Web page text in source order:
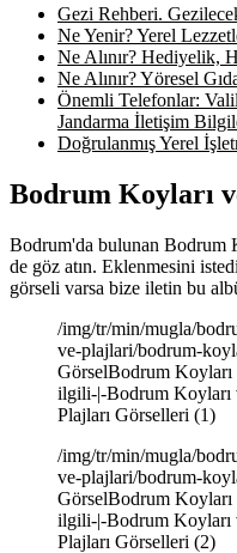
Gezi Rehberi.
Ne Yenir? Yerel
Ne Alınır? Hediyelik,
Ne Alınır? Yöresel
Önemli Telefonlar:
Jandarma İletişim
Doğrulanmış Yerel
Bodrum Koyları
Bodrum'da bulunan Bodrum
de göz atın. Eklenmesini
görseli varsa bize iletin bu
/img/tr/min/mugla/
ve-plajlari/bodrum-
GörselBodrum
ilgili-|-Bodrum Koyları
Plajları Görselleri (1)
/img/tr/min/mugla/
ve-plajlari/bodrum-
GörselBodrum
ilgili-|-Bodrum Koyları
Plajları Görselleri (2)